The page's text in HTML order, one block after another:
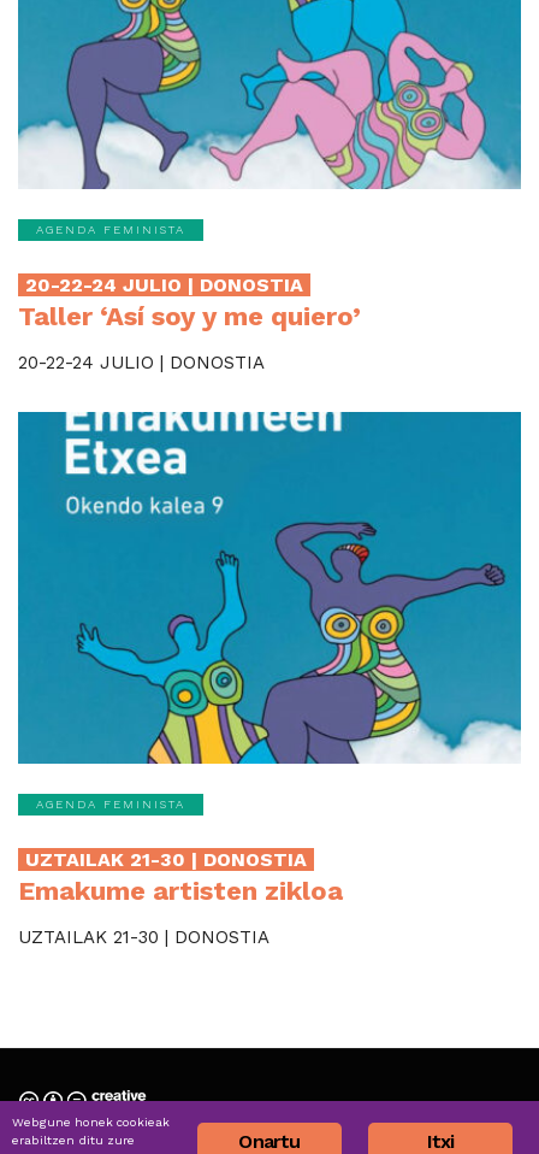
AGENDA FEMINISTA
20-22-24 JULIO | DONOSTIA
Taller ‘Así soy y me quiero’
20-22-24 JULIO | DONOSTIA
AGENDA FEMINISTA
UZTAILAK 21-30 | DONOSTIA
Emakume artisten zikloa
UZTAILAK 21-30 | DONOSTIA
Nortzuk gara » Quiénes somos Itxi
Onartu
Webgune honek cookieak
erabiltzen ditu zure